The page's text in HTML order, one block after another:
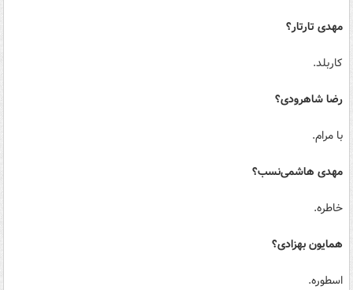
مهدی تارتار؟
کاربلد.
رضا شاهرودی؟
با مرام.
مهدی هاشمی‌نسب؟
خاطره.
همایون بهزادی؟
اسطوره.